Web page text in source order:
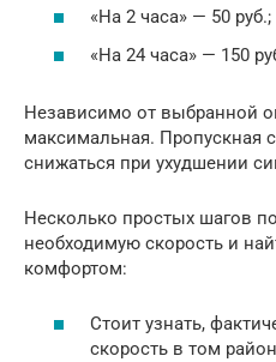
«На 2 часа» — 50 руб.;
«На 24 часа» — 150
Независимо от выбранной
максимальная. Пропускная
снижаться при ухудшении
Несколько простых шагов
необходимую скорость и
комфортом:
Стоит узнать,
скорость в том